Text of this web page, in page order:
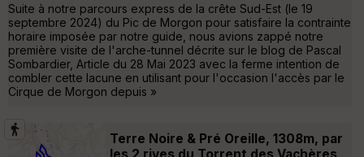
Suite à notre parcours express de la crête Sud-Est (le 19
septembre 2024) du Pic de Morgon pour satisfaire la contrainte
horaire imposée par notre guide, nous avions zappé notre
première visite de l'arche-tunnel décrite sur le blog de Pascal
Sombardier, Article du 28 Mai 2023 avec la ferme intention de
combler cette lacune en utilisant pour l'occasion l'accès par le
Cirque de Morgon depuis »
Terre Noire & Pré Oreille, 1308m, par